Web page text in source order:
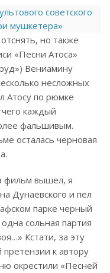
но также
«Песни Атоса»
Вениамину
несложных
Атосу по рюмке
каждый
фальшивым.
осталась черновая
фильм вышел, я
Дунаевского и пел
парке черный
сольная партия
Кстати, за эту
к автору
окрестили «Песней